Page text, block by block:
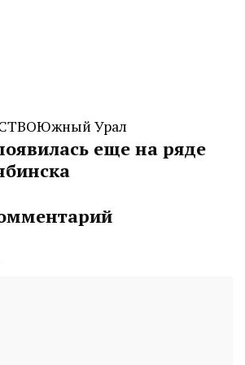
Южный Урал
еще на ряде